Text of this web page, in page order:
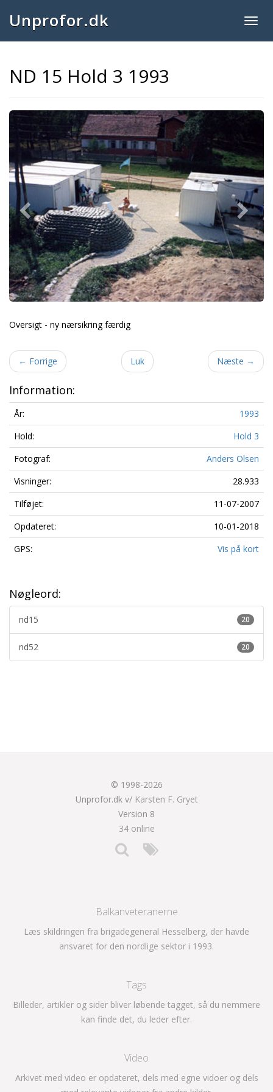
Unprofor.dk
ND 15 Hold 3 1993
Previous Next
Oversigt - ny nærsikring færdig
← Forrige Luk Næste →
Information:
År:
1993
Hold:
Hold 3
Fotograf:
Anders Olsen
Visninger:
28.933
Tilføjet:
11-07-2007
Opdateret:
10-01-2018
GPS:
Vis på kort
Nøgleord:
20
nd15
20
nd52
© 1998-2026
Unprofor.dk v/ Karsten F. Gryet
Version 8
34 online
Balkanveteranerne
Læs skildringen fra brigadegeneral Hesselberg, der havde
ansvaret for den nordlige sektor i 1993.
Tags
Billeder, artikler og sider bliver løbende tagget, så du nemmere
kan finde det, du leder efter.
Video
Arkivet med video er opdateret, dels med egne vidoer og dels